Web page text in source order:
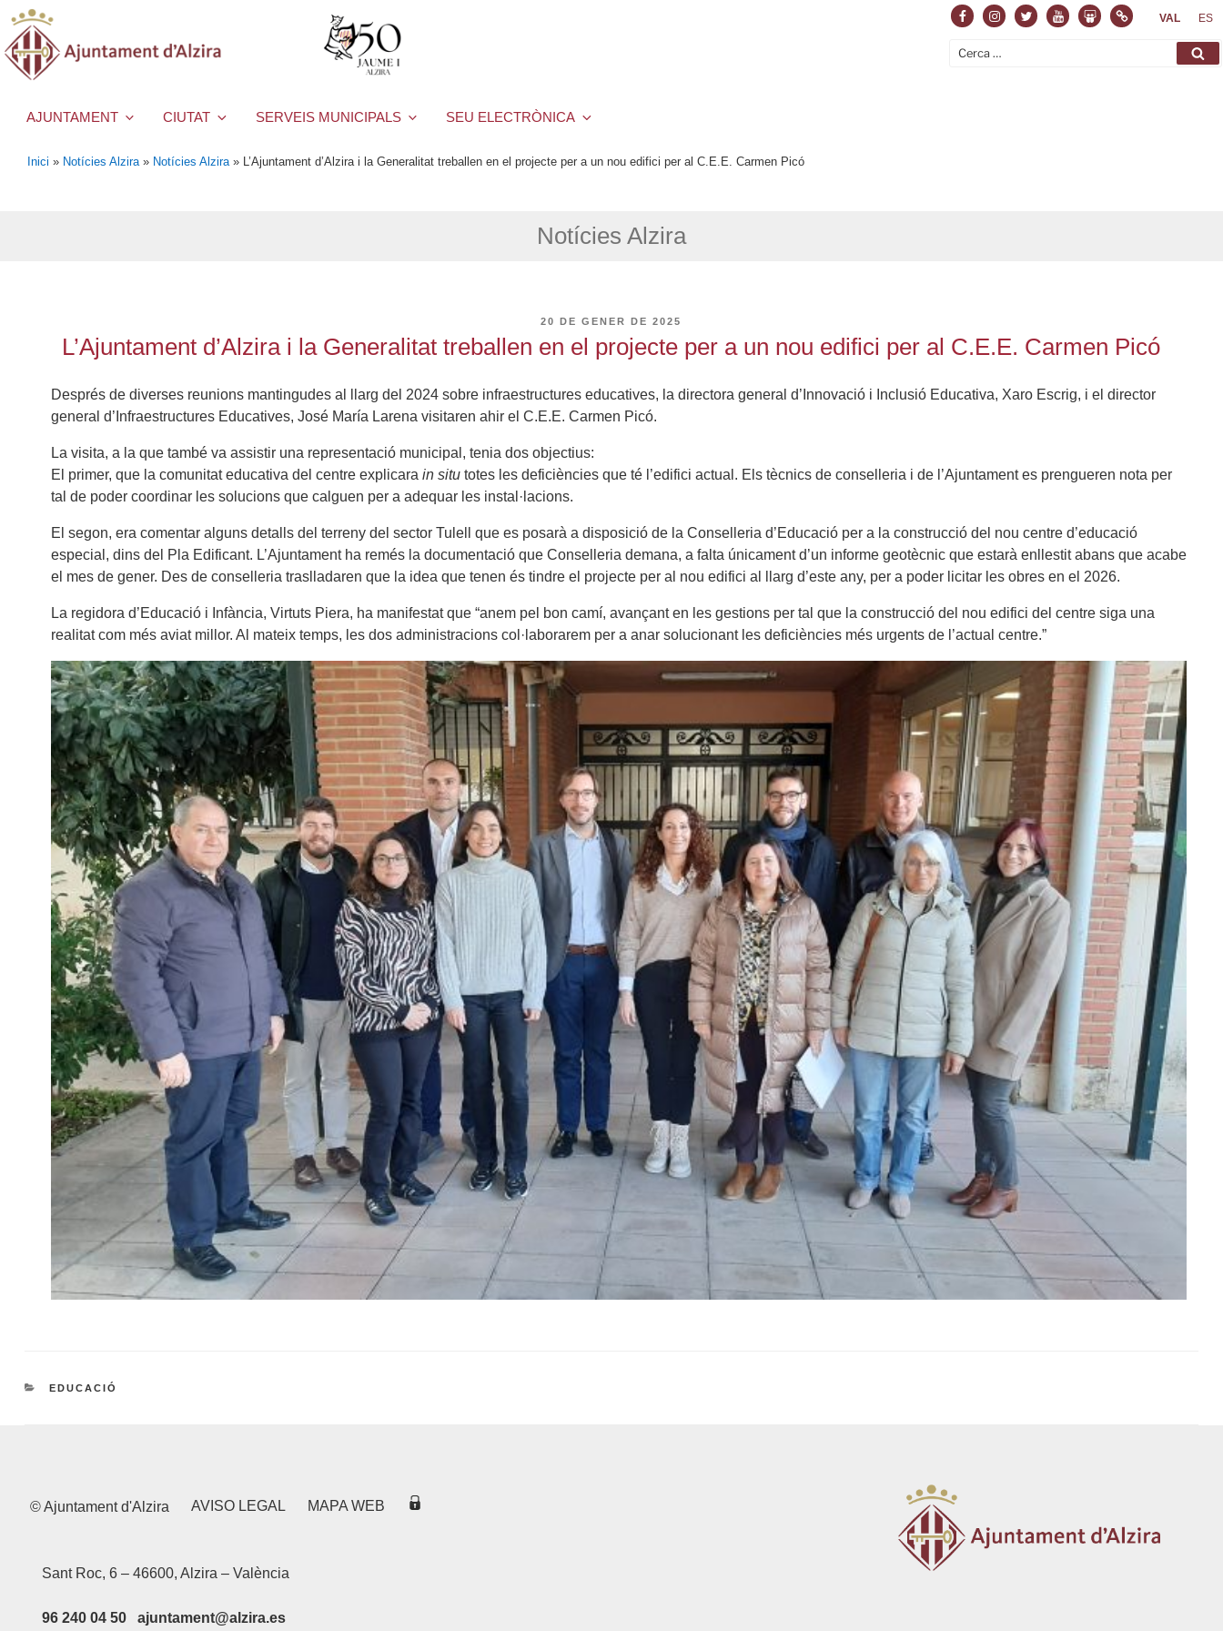
FacebookInstagram
TwitterYoutubeSlideshare
NormasVAL ES
Cerca:
AJUNTAMENT CIUTAT SERVEIS MUNICIPALS SEU ELECTRÒNICA
Inici » Notícies Alzira » Notícies Alzira » L’Ajuntament d’Alzira i la Generalitat treballen en el projecte per a un nou edifici per al C.E.E. Carmen Picó
Notícies Alzira
PUBLICAT
20 DE GENER DE 2025
L’Ajuntament d’Alzira i la Generalitat treballen en el projecte per a un nou edifici per al C.E.E. Carmen Picó
Després de diverses reunions mantingudes al llarg del 2024 sobre infraestructures educatives, la directora general d’Innovació i Inclusió Educativa, Xaro Escrig, i el director
general d’Infraestructures Educatives, José María Larena visitaren ahir el C.E.E. Carmen Picó.
La visita, a la que també va assistir una representació municipal, tenia dos objectius:
El primer, que la comunitat educativa del centre explicara in situtotes les deficiències que té l’edifici actual. Els tècnics de conselleria i de l’Ajuntament es prengueren nota per
tal de poder coordinar les solucions que calguen per a adequar les instal·lacions.
El segon, era comentar alguns detalls del terreny del sector Tulell que es posarà a disposició de la Conselleria d’Educació per a la construcció del nou centre d’educació
especial, dins del Pla Edificant. L’Ajuntament ha remés la documentació que Conselleria demana, a falta únicament d’un informe geotècnic que estarà enllestit abans que acabe
el mes de gener. Des de conselleria traslladaren que la idea que tenen és tindre el projecte per al nou edifici al llarg d’este any, per a poder licitar les obres en el 2026.
La regidora d’Educació i Infància, Virtuts Piera, ha manifestat que “anem pel bon camí, avançant en les gestions per tal que la construcció del nou edifici del centre siga una
realitat com més aviat millor. Al mateix temps, les dos administracions col·laborarem per a anar solucionant les deficiències més urgents de l’actual centre.”
CATEGORIES
EDUCACIÓ
© Ajuntament d'Alzira AVISO LEGAL MAPA WEB
Sant Roc, 6 – 46600, Alzira – València
96 240 04 50 ajuntament@alzira.es